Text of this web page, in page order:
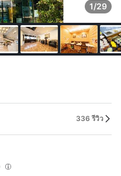
1/29
336 รีวิว